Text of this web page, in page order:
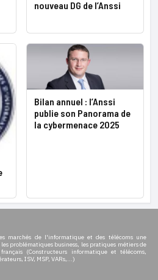
nouveau DG de l’Anssi
Bilan annuel : l’Anssi
publie son Panorama de
la cybermenace 2025
marchés de l'informatique et des télécoms une
problématiques business, les pratiques métiers de
(Constructeurs informatique et télécoms,
ISV, MSP, VARs,...)